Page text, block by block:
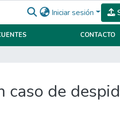
Iniciar sesión
CONTACTO
caso de